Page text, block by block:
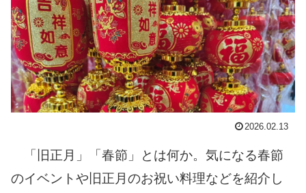
2026.02.13
「旧正月」「春節」とは何か。気になる春節
のイベントや旧正月のお祝い料理などを紹介し